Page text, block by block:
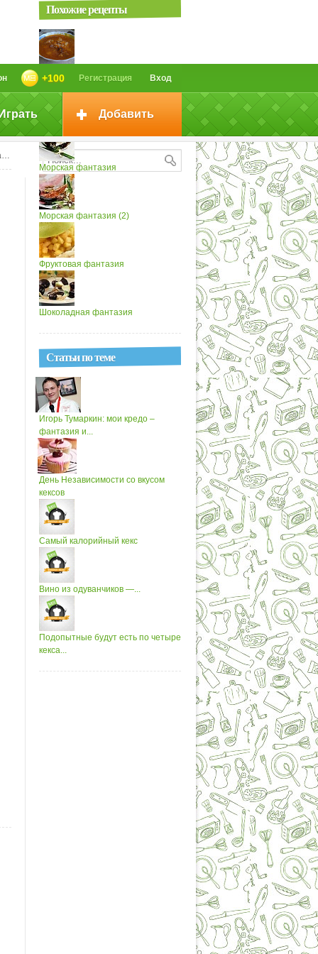
Вход
Регистрация
+100
Добавить
Похожие рецепты
Морская фантазия (3)
Морская фантазия
Морская фантазия (2)
Фруктовая фантазия
Шоколадная фантазия
Статьи по теме
Игорь Тумаркин: мои кредо –
фантазия и...
День Независимости со вкусом
кексов
Самый калорийный кекс
Вино из одуванчиков —...
Подопытные будут есть по четыре
кекса...